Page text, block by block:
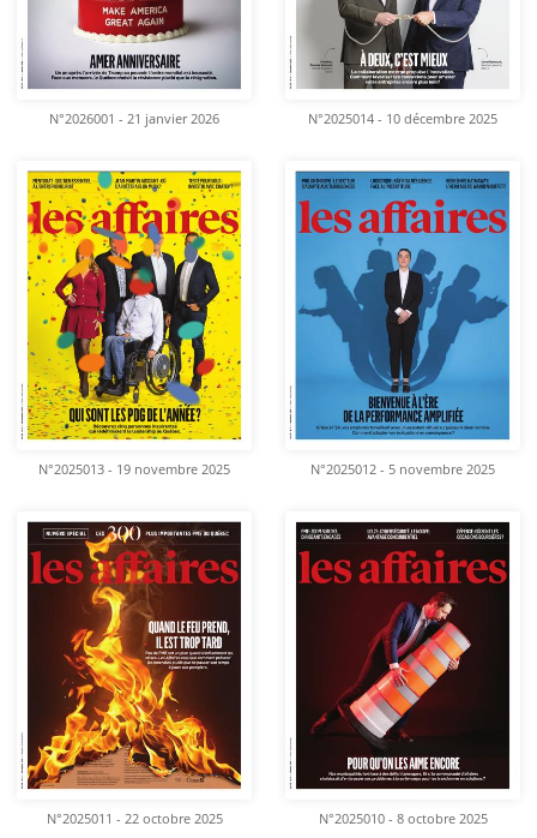
N°2026001 - 21 janvier 2026 N°2025014 - 10 décembre 2025
N°2025013 - 19 novembre 2025 N°2025012 - 5 novembre 2025
N°2025011 - 22 octobre 2025 N°2025010 - 8 octobre 2025